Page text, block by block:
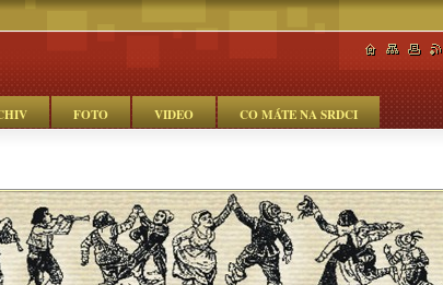
FOTO VIDEO CO MÁTE NA SRDCI